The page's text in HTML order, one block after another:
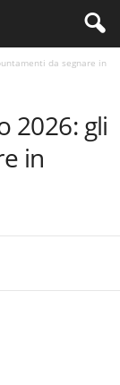
da segnare in
2026: gli
in